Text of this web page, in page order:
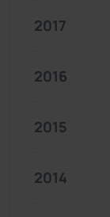
2017
2016
2015
2014